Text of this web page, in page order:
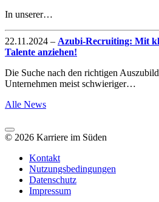
In unserer…
22.11.2024 – Azubi-Recruiting: Mit
Talente anziehen!
Die Suche nach den richtigen
Unternehmen meist schwieriger…
Alle News
© 2026 Karriere im Süden
Kontakt
Nutzungsbedingungen
Datenschutz
Impressum